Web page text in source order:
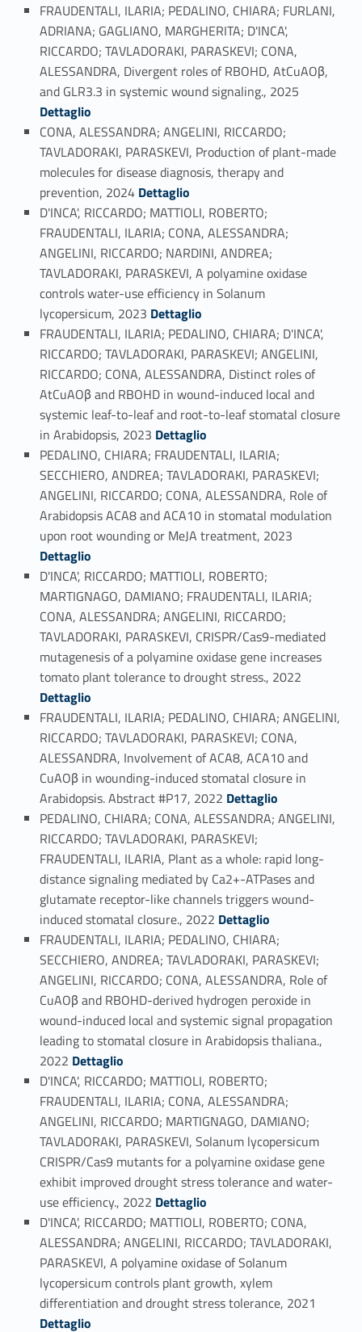
FRAUDENTALI, ILARIA; PEDALINO, CHIARA; FURLANI,
ADRIANA; GAGLIANO, MARGHERITA; D'INCA',
RICCARDO; TAVLADORAKI, PARASKEVI; CONA,
ALESSANDRA, Divergent roles of RBOHD, AtCuAOβ,
and GLR3.3 in systemic wound signaling., 2025
Dettaglio
CONA, ALESSANDRA; ANGELINI, RICCARDO;
TAVLADORAKI, PARASKEVI, Production of plant-made
molecules for disease diagnosis, therapy and
prevention, 2024 Link identifier #identifier_person_60365-67
Dettaglio
D'INCA', RICCARDO; MATTIOLI, ROBERTO;
FRAUDENTALI, ILARIA; CONA, ALESSANDRA;
ANGELINI, RICCARDO; NARDINI, ANDREA;
TAVLADORAKI, PARASKEVI, A polyamine oxidase
controls water-use efficiency in Solanum
lycopersicum, 2023 Link identifier #identifier_person_86725-68
Dettaglio
FRAUDENTALI, ILARIA; PEDALINO, CHIARA; D'INCA',
RICCARDO; TAVLADORAKI, PARASKEVI; ANGELINI,
RICCARDO; CONA, ALESSANDRA, Distinct roles of
AtCuAOβ and RBOHD in wound-induced local and
systemic leaf-to-leaf and root-to-leaf stomatal closure
in Arabidopsis, 2023 Link identifier #identifier_person_176975-69
Dettaglio
PEDALINO, CHIARA; FRAUDENTALI, ILARIA;
SECCHIERO, ANDREA; TAVLADORAKI, PARASKEVI;
ANGELINI, RICCARDO; CONA, ALESSANDRA, Role of
Arabidopsis ACA8 and ACA10 in stomatal modulation
upon root wounding or MeJA treatment, 2023
Dettaglio
D'INCA', RICCARDO; MATTIOLI, ROBERTO;
MARTIGNAGO, DAMIANO; FRAUDENTALI, ILARIA;
CONA, ALESSANDRA; ANGELINI, RICCARDO;
TAVLADORAKI, PARASKEVI, CRISPR/Cas9-mediated
mutagenesis of a polyamine oxidase gene increases
tomato plant tolerance to drought stress., 2022
Dettaglio
FRAUDENTALI, ILARIA; PEDALINO, CHIARA; ANGELINI,
RICCARDO; TAVLADORAKI, PARASKEVI; CONA,
ALESSANDRA, Involvement of ACA8, ACA10 and
CuAOβ in wounding-induced stomatal closure in
Arabidopsis. Abstract #P17, 2022 Link identifier #identifier_person_102629-72
Dettaglio
PEDALINO, CHIARA; CONA, ALESSANDRA; ANGELINI,
RICCARDO; TAVLADORAKI, PARASKEVI;
FRAUDENTALI, ILARIA, Plant as a whole: rapid long-
distance signaling mediated by Ca2+-ATPases and
glutamate receptor-like channels triggers wound-
induced stomatal closure., 2022 Link identifier #identifier_person_37060-73
Dettaglio
FRAUDENTALI, ILARIA; PEDALINO, CHIARA;
SECCHIERO, ANDREA; TAVLADORAKI, PARASKEVI;
ANGELINI, RICCARDO; CONA, ALESSANDRA, Role of
CuAOβ and RBOHD-derived hydrogen peroxide in
wound-induced local and systemic signal propagation
leading to stomatal closure in Arabidopsis thaliana.,
2022 Link identifier #identifier_person_123902-74
Dettaglio
D'INCA', RICCARDO; MATTIOLI, ROBERTO;
FRAUDENTALI, ILARIA; CONA, ALESSANDRA;
ANGELINI, RICCARDO; MARTIGNAGO, DAMIANO;
TAVLADORAKI, PARASKEVI, Solanum lycopersicum
CRISPR/Cas9 mutants for a polyamine oxidase gene
exhibit improved drought stress tolerance and water-
use efficiency., 2022 Link identifier #identifier_person_12916-75
Dettaglio
D'INCA', RICCARDO; MATTIOLI, ROBERTO; CONA,
ALESSANDRA; ANGELINI, RICCARDO; TAVLADORAKI,
PARASKEVI, A polyamine oxidase of Solanum
lycopersicum controls plant growth, xylem
differentiation and drought stress tolerance, 2021
Dettaglio